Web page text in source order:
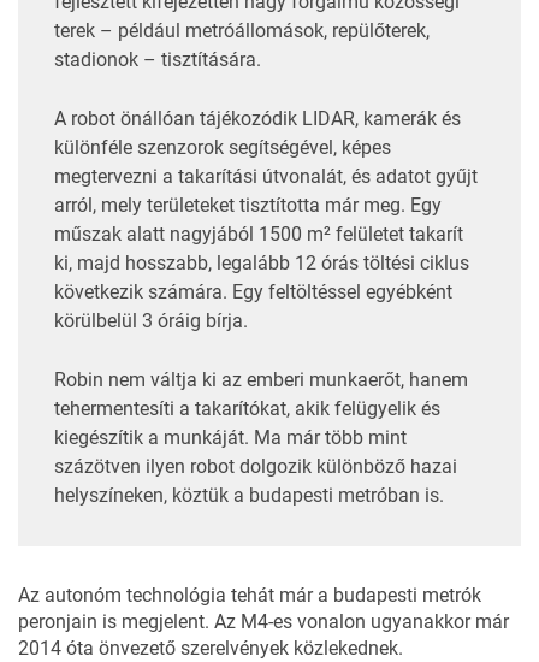
terek – például metróállomások, repülőterek,
stadionok – tisztítására.
A robot önállóan tájékozódik LIDAR, kamerák és
különféle szenzorok segítségével, képes
megtervezni a takarítási útvonalát, és adatot gyűjt
arról, mely területeket tisztította már meg. Egy
műszak alatt nagyjából 1500 m² felületet takarít
ki, majd hosszabb, legalább 12 órás töltési ciklus
következik számára. Egy feltöltéssel egyébként
körülbelül 3 óráig bírja.
Robin nem váltja ki az emberi munkaerőt, hanem
tehermentesíti a takarítókat, akik felügyelik és
kiegészítik a munkáját. Ma már több mint
százötven ilyen robot dolgozik különböző hazai
helyszíneken, köztük a budapesti metróban is.
Az autonóm technológia tehát már a budapesti metrók
peronjain is megjelent. Az M4-es vonalon ugyanakkor már
2014 óta önvezető szerelvények közlekednek.